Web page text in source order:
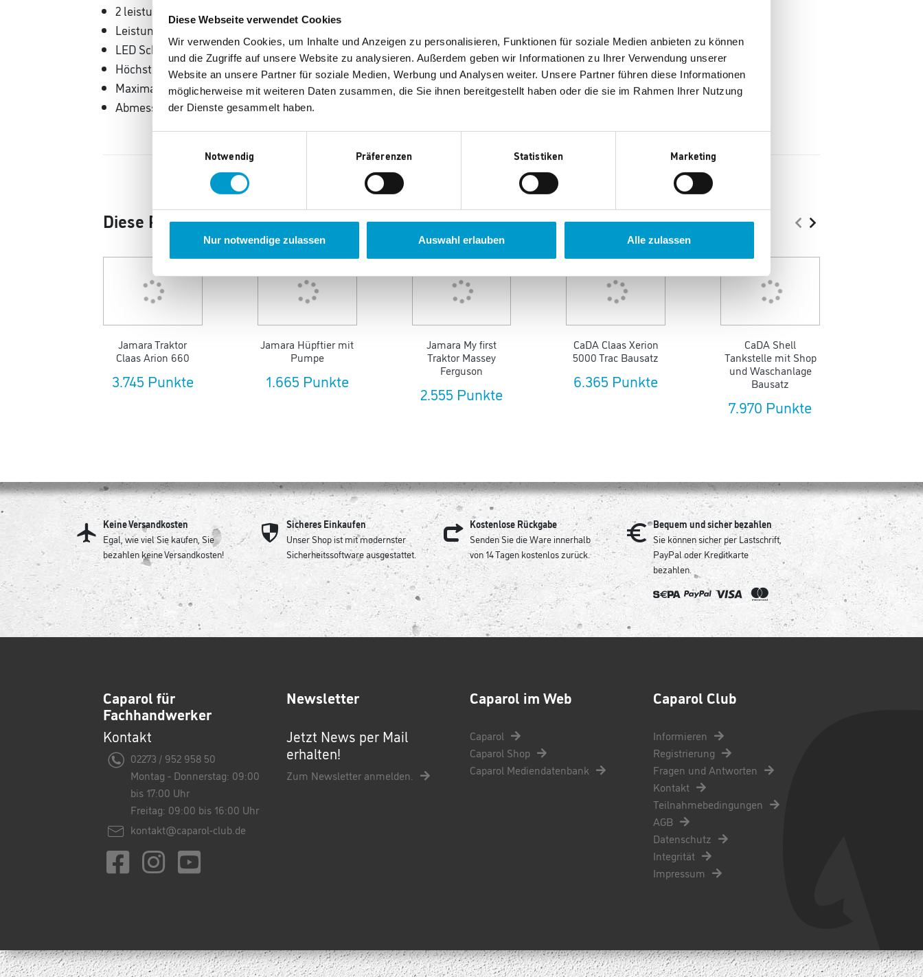
Diese Webseite verwendet Cookies
Wir verwenden Cookies, um Inhalte und Anzeigen zu personalisieren, Funktionen für soziale Medien anbieten zu können
und die Zugriffe auf unsere Website zu analysieren. Außerdem geben wir Informationen zu Ihrer Verwendung unserer
Website an unsere Partner für soziale Medien, Werbung und Analysen weiter. Unsere Partner führen diese Informationen
möglicherweise mit weiteren Daten zusammen, die Sie ihnen bereitgestellt haben oder die sie im Rahmen Ihrer Nutzung
der Dienste gesammelt haben.
Notwendig Präferenzen Statistiken Marketing
Nur notwendige zulassen Auswahl erlauben Alle zulassen
2 leistungsstarke Antriebsmotoren
Leistungsstarker 12V Akku für lange Fahrzeit
LED Scheinwerfer/ LED Rücklicht
Höchstgeschwindigkeit: 5 km/h
Maximalgewicht: 30 kg
Abmessungen: 108 × 64 × 46 cm
Diese Produkte könnten Ihnen auch gefallen.
Jamara Traktor
Claas Arion 660
3.745 Punkte
Jamara Hüpftier mit
Pumpe
1.665 Punkte
Jamara My first
Traktor Massey
Ferguson
2.555 Punkte
CaDA Claas Xerion
5000 Trac Bausatz
6.365 Punkte
CaDA Shell
Tankstelle mit Shop
und Waschanlage
Bausatz
7.970 Punkte
Keine Versandkosten
Egal, wie viel Sie kaufen, Sie
bezahlen keine Versandkosten!
Sicheres Einkaufen
Unser Shop ist mit modernster
Sicherheitssoftware ausgestattet.
Kostenlose Rückgabe
Senden Sie die Ware innerhalb
von 14 Tagen kostenlos zurück.
Bequem und sicher bezahlen
Sie können sicher per Lastschrift,
PayPal oder Kreditkarte
bezahlen.
Caparol für
Fachhandwerker
Kontakt
02273 / 952 958 50
Montag - Donnerstag: 09:00
bis 17:00 Uhr
Freitag: 09:00 bis 16:00 Uhr
kontakt@caparol-club.de
Newsletter
Jetzt News per Mail
erhalten!
Zum Newsletter anmelden.
Caparol im Web
Caparol
Caparol Shop
Caparol Mediendatenbank
Caparol Club
Informieren
Registrierung
Fragen und Antworten
Kontakt
Teilnahmebedingungen
AGB
Datenschutz
Integrität
Impressum